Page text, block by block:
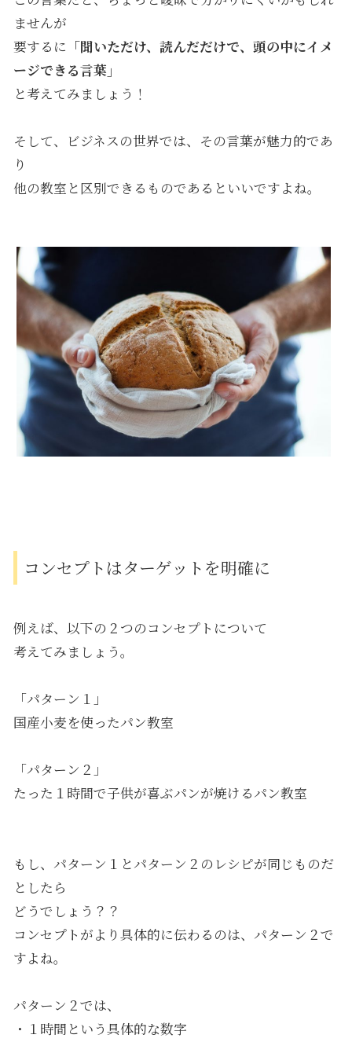
ませんが
要するに 「聞いただけ、読んだだけで、頭の中にイメ
ージできる言葉」
と考えてみましょう！
そして、ビジネスの世界では、その言葉が魅力的であ
り
他の教室と区別できるものであるといいですよね。
コンセプトはターゲットを明確に
例えば、以下の２つのコンセプトについて
考えてみましょう。
「パターン１」
国産小麦を使ったパン教室
「パターン２」
たった１時間で子供が喜ぶパンが焼けるパン教室
もし、パターン１とパターン２のレシピが同じものだ
としたら
どうでしょう？？
コンセプトがより具体的に伝わるのは、パターン２で
すよね。
パターン２では、
・１時間という具体的な数字